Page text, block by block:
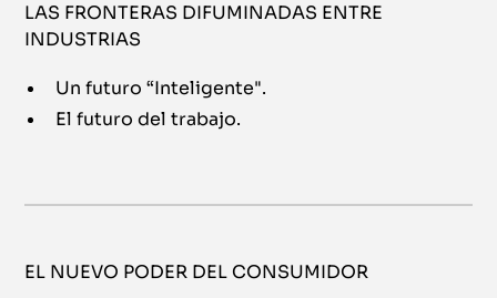
LAS FRONTERAS DIFUMINADAS ENTRE
INDUSTRIAS
Un futuro “Inteligente".
El futuro del trabajo.
EL NUEVO PODER DEL CONSUMIDOR